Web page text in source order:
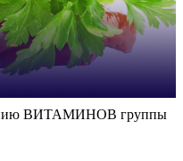
ВИТАМИНОВ группы